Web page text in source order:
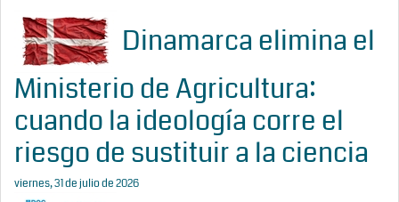
Dinamarca elimina el
Ministerio de Agricultura:
cuando la ideología corre el
riesgo de sustituir a la ciencia
viernes, 31 de julio de 2026